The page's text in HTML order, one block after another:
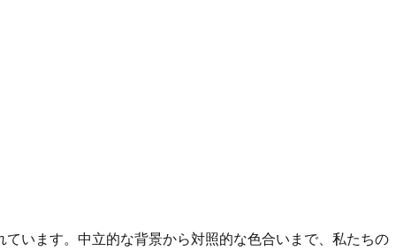
います。中立的な背景から対照的な色合いまで、私たちの